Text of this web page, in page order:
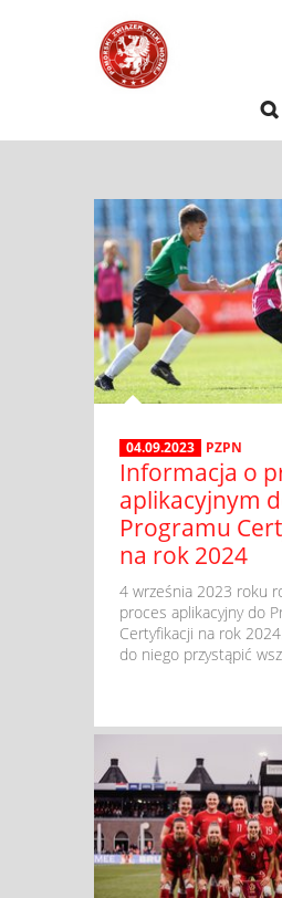
04.09.2023 PZPN
Informacja o
aplikacyjnym
Programu
na rok 2024
4 września 2023 roku
proces aplikacyjny do
Certyfikacji na rok
do niego przystąpić